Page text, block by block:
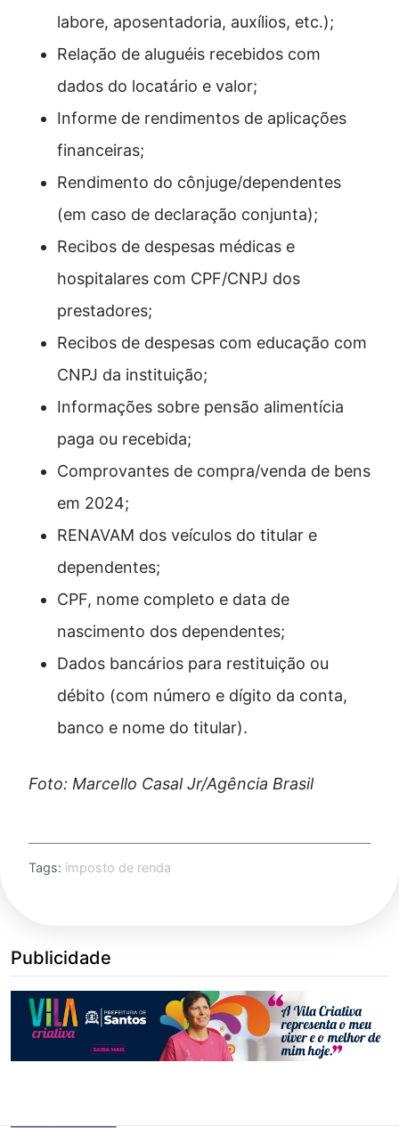
labore, aposentadoria, auxílios, etc.);
Relação de aluguéis recebidos com
dados do locatário e valor;
Informe de rendimentos de aplicações
financeiras;
Rendimento do cônjuge/dependentes
(em caso de declaração conjunta);
Recibos de despesas médicas e
hospitalares com CPF/CNPJ dos
prestadores;
Recibos de despesas com educação com
CNPJ da instituição;
Informações sobre pensão alimentícia
paga ou recebida;
Comprovantes de compra/venda de bens
em 2024;
RENAVAM dos veículos do titular e
dependentes;
CPF, nome completo e data de
nascimento dos dependentes;
Dados bancários para restituição ou
débito (com número e dígito da conta,
banco e nome do titular).
Foto: Marcello Casal Jr/Agência Brasil
Tags: imposto de renda
Publicidade